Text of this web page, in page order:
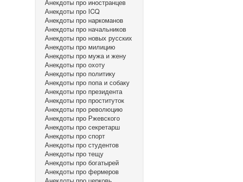
Анекдоты про иностранцев
Анекдоты про ICQ
Анекдоты про наркоманов
Анекдоты про начальников
Анекдоты про новых русских
Анекдоты про милицию
Анекдоты про мужа и жену
Анекдоты про охоту
Анекдоты про политику
Анекдоты про попа и собаку
Анекдоты про президента
Анекдоты про проституток
Анекдоты про революцию
Анекдоты про Ржевского
Анекдоты про секретарш
Анекдоты про спорт
Анекдоты про студентов
Анекдоты про тещу
Анекдоты про богатырей
Анекдоты про фермеров